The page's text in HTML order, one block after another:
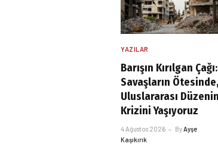
YAZILAR
Barışın Kırılgan Çağı:
Savaşların Ötesinde,
Uluslararası Düzenin
Krizini Yaşıyoruz
4 Ağustos 2026 ByAyşe
Kaşıkırık